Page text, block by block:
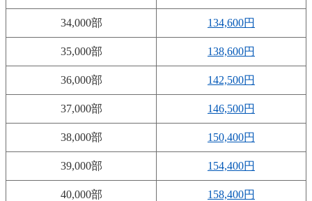
34,000部 134,600円
35,000部 138,600円
36,000部 142,500円
37,000部 146,500円
38,000部 150,400円
39,000部 154,400円
40,000部 158,400円